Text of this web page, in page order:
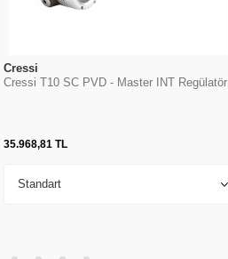
Cressi
Cressi T10 SC PVD - Master INT Regülatör
35.968,81 TL